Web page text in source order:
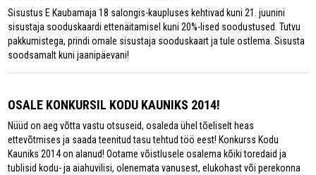
Sisustus E Kaubamaja 18 salongis-kaupluses kehtivad kuni 21. juunini
sisustaja sooduskaardi ettenäitamisel kuni 20%-lised soodustused. Tutvu
pakkumistega, prindi omale sisustaja sooduskaart ja tule ostlema. Sisusta
soodsamalt kuni jaanipäevani!
OSALE KONKURSIL KODU KAUNIKS 2014!
Nüüd on aeg võtta vastu otsuseid, osaleda ühel tõeliselt heas
ettevõtmises ja saada teenitud tasu tehtud töö eest! Konkurss Kodu
Kauniks 2014 on alanud! Ootame võistlusele osalema kõiki toredaid ja
tublisid kodu- ja aiahuvilisi, olenemata vanusest, elukohast või perekonna